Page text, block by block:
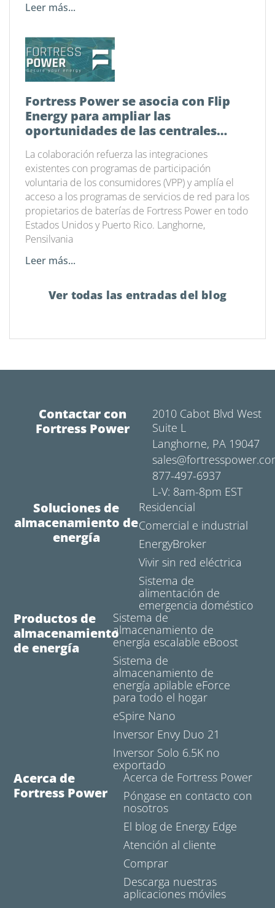
Leer más...
Fortress Power se asocia con Flip
Energy para ampliar las
oportunidades de las centrales
eléctricas virtuales en todo el país
La colaboración refuerza las integraciones
existentes con programas de participación
voluntaria de los consumidores (VPP) y amplía el
acceso a los programas de servicios de red para los
propietarios de baterías de Fortress Power en todo
Estados Unidos y Puerto Rico. Langhorne,
Pensilvania
Leer más...
Ver todas las entradas del blog
Contactar con
Fortress Power
2010 Cabot Blvd West
Suite L
Langhorne, PA 19047
877-497-6937
L-V: 8am-8pm EST
Soluciones de
almacenamiento de
energía
Residencial
Comercial e industrial
EnergyBroker
Vivir sin red eléctrica
Sistema de
alimentación de
emergencia doméstico
Productos de
almacenamiento
de energía
Sistema de
almacenamiento de
energía escalable eBoost
Sistema de
almacenamiento de
energía apilable eForce
para todo el hogar
eSpire Nano
Inversor Envy Duo 21
Inversor Solo 6.5K no
exportado
Acerca de
Fortress Power
Acerca de Fortress Power
Póngase en contacto con
nosotros
El blog de Energy Edge
Atención al cliente
Comprar
Descarga nuestras
aplicaciones móviles